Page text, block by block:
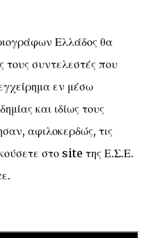
Ελλάδος θα
τους συντελεστές που
εν μέσω
και ιδίως τους
αφιλοκερδώς, τις
στο site της Ε.Σ.Ε.